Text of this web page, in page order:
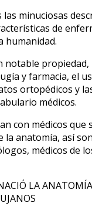
minuciosas
de
humanidad.
notable propiedad,
y farmacia, el
ortopédicos y
médicos.
con médicos que
la anatomía, así
médicos de